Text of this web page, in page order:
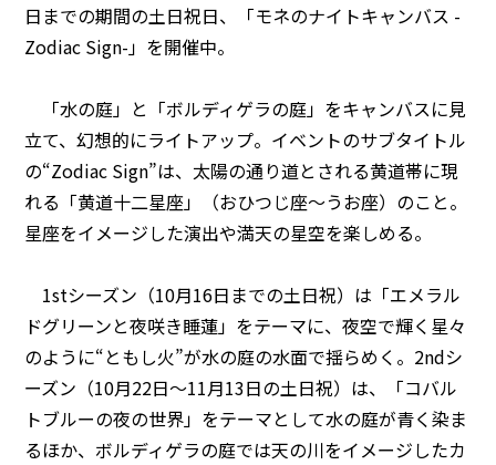
日までの期間の土日祝日、「モネのナイトキャンバス -
Zodiac Sign-」を開催中。
「水の庭」と「ボルディゲラの庭」をキャンバスに見
立て、幻想的にライトアップ。イベントのサブタイトル
の“Zodiac Sign”は、太陽の通り道とされる黄道帯に現
れる「黄道十二星座」（おひつじ座〜うお座）のこと。
星座をイメージした演出や満天の星空を楽しめる。
1stシーズン（10月16日までの土日祝）は「エメラル
ドグリーンと夜咲き睡蓮」をテーマに、夜空で輝く星々
のように“ともし火”が水の庭の水面で揺らめく。2ndシ
ーズン（10月22日～11月13日の土日祝）は、「コバル
トブルーの夜の世界」をテーマとして水の庭が青く染ま
るほか、ボルディゲラの庭では天の川をイメージしたカ